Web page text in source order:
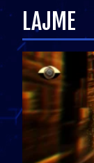
LAJME